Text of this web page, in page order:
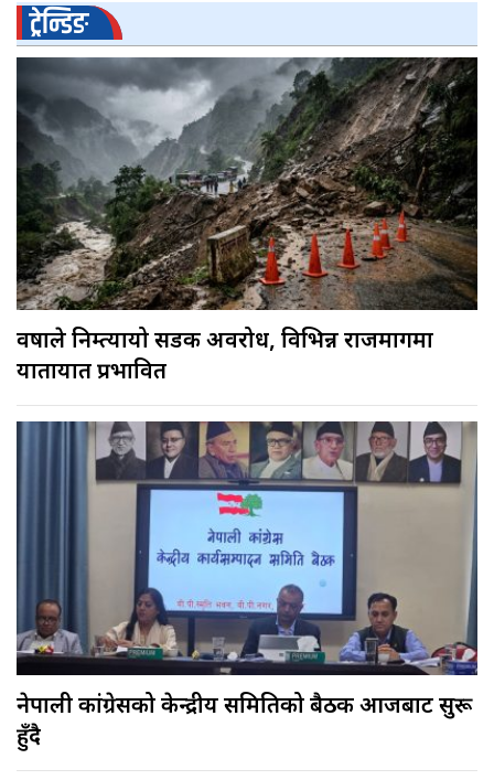
ट्रेन्डिङ
वर्षाले निम्त्यायो सडक अवरोध, विभिन्न राजमार्गमा
यातायात प्रभावित
नेपाली कांग्रेसको केन्द्रीय समितिको बैठक आजबाट सुरू
हुँदै